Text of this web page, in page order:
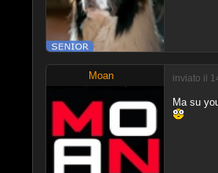
Moan inviato il
Ma su